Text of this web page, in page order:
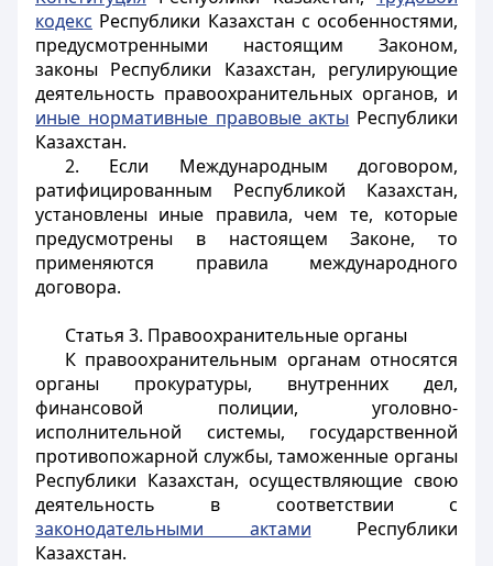
кодекс Республики Казахстан с особенностями,
предусмотренными настоящим Законом,
законы Республики Казахстан, регулирующие
деятельность правоохранительных органов, и
иные нормативные правовые акты Республики
Казахстан.
2. Если Международным договором,
ратифицированным Республикой Казахстан,
установлены иные правила, чем те, которые
предусмотрены в настоящем Законе, то
применяются правила международного
договора.
Статья 3. Правоохранительные органы
К правоохранительным органам относятся
органы прокуратуры, внутренних дел,
финансовой полиции, уголовно-
исполнительной системы, государственной
противопожарной службы, таможенные органы
Республики Казахстан, осуществляющие свою
деятельность в соответствии с
законодательными актами Республики
Казахстан.